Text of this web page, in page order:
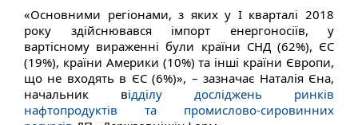
«Основними регіонами, з яких у І кварталі 2018
року здійснювався імпорт енергоносіїв, у
вартісному вираженні були країни СНД (62%), ЄС
(19%), країни Америки (10%) та інші країни Європи,
що не входять в ЄС (6%)», – зазначає Наталія Єна,
начальник відділу досліджень ринків
нафтопродуктів та промислово-сировинних